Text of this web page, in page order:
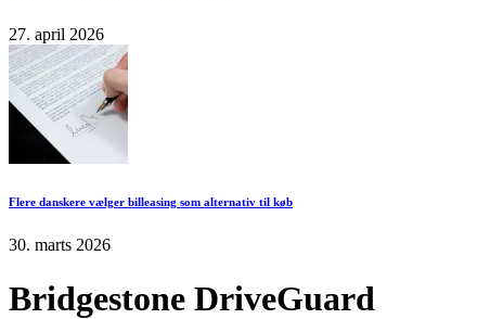
27. april 2026
Flere danskere vælger billeasing som alternativ til køb
30. marts 2026
Bridgestone DriveGuard